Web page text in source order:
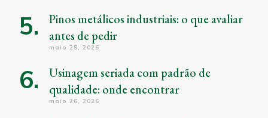
Pinos metálicos industriais: o que avaliar
antes de pedir
maio 28, 2026
Usinagem seriada com padrão de
qualidade: onde encontrar
maio 26, 2026